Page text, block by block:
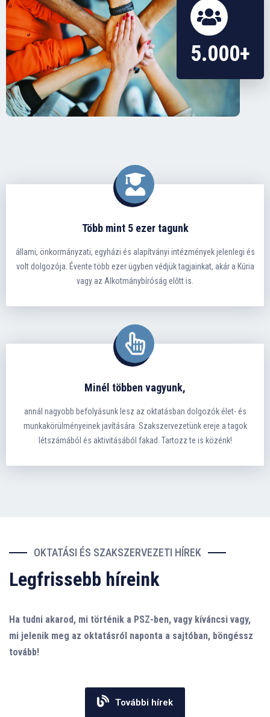
5.000+
Több mint 5 ezer tagunk
állami, önkormányzati, egyházi és alapítványi intézmények jelenlegi és
volt dolgozója. Évente több ezer ügyben védjük tagjainkat, akár a Kúria
vagy az Alkotmánybíróság előtt is.
Minél többen vagyunk,
annál nagyobb befolyásunk lesz az oktatásban dolgozók élet- és
munkakörülményeinek javítására. Szakszervezetünk ereje a tagok
létszámából és aktivitásából fakad. Tartozz te is közénk!
OKTATÁSI ÉS SZAKSZERVEZETI HÍREK
Legfrissebb híreink
Ha tudni akarod, mi történik a PSZ-ben, vagy kíváncsi vagy,
mi jelenik meg az oktatásról naponta a sajtóban, böngéssz
tovább!
További hírek